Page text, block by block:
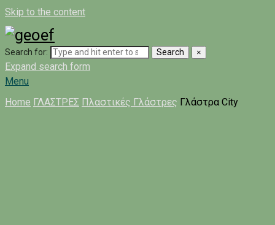
Skip to the content
Search for: Search ×
Expand search form
Menu
Home ΓΛΑΣΤΡΕΣ Πλαστικές Γλάστρες Γλάστρα City